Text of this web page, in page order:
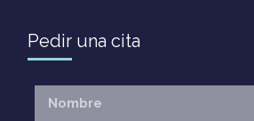
Pedir una cita